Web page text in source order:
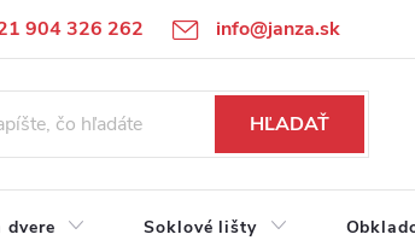
904 326 262 info@janza.sk
Reklamačné podmienky Podmienky
HĽADAŤ
dvere Soklové lišty